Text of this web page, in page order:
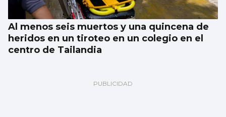
Al menos seis muertos y una quincena de
heridos en un tiroteo en un colegio en el
centro de Tailandia